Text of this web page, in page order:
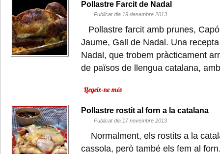
Pollastre Farcit de Nadal
Publicat dia 19 desembre 2013
Pollastre farcit amb prunes,
Jaume, Gall de Nadal. Una
Nadal, que trobem pràcticament
de països de llengua catalana,
Llegeix-ne més
Pollastre rostit al forn a la catalana
Publicat dia 17 novembre 2013
Normalment, els rostits a la
cassola, però també els fem al